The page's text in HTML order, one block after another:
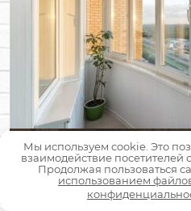
Балконы, лоджии
Мы используем cookie. Это
взаимодействие посетителей
Продолжая пользоваться
использованием